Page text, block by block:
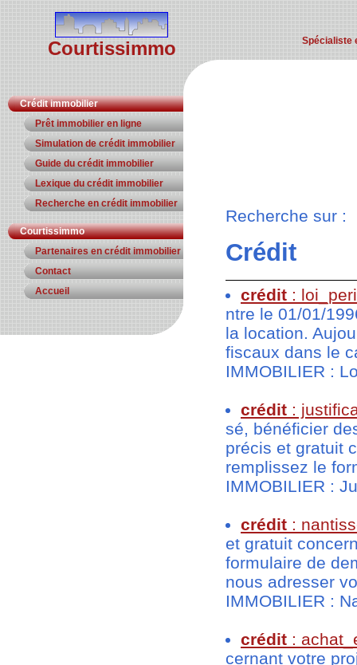
Courtissimmo Spécialiste
Crédit immobilier
Prêt immobilier en ligne
Simulation de crédit immobilier
Guide du crédit immobilier
Lexique du crédit immobilier
Recherche en crédit immobilier
Courtissimmo
Partenaires en crédit immobilier
Contact
Accueil
Recherche sur :
Crédit
crédit :
ntre le 01/01/
la location.
fiscaux dans le
IMMOBILIER :
crédit :
sé, bénéficier
précis et gratuit
remplissez le
IMMOBILIER :
crédit :
et gratuit
formulaire de
nous adresser
IMMOBILIER :
crédit :
cernant votre